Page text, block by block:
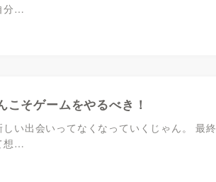
分…
そゲームをやるべき！
い出会いってなくなっていくじゃん。 最終
想…